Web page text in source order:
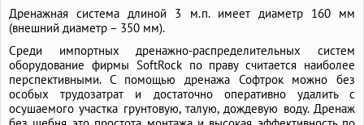
Дренажная система длиной 3 м.п. имеет диаметр 160 мм
(внешний диаметр – 350 мм).
Среди импортных дренажно-распределительных систем
оборудование фирмы SoftRock по праву считается наиболее
перспективными. С помощью дренажа Софтрок можно без
особых трудозатрат и достаточно оперативно удалить с
осушаемого участка грунтовую, талую, дождевую воду. Дренаж